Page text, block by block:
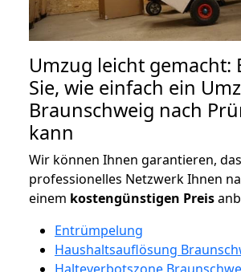
Umzug leicht gemacht:
Sie, wie einfach ein
Braunschweig nach
kann
Wir können Ihnen garantieren,
professionelles Netzwerk Ihnen
einem kostengünstigen Preis
Entrümpelung
Haushaltsauflösung
Halteverbotszone